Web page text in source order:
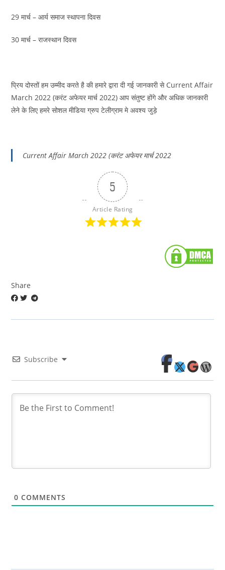
29 मार्च – आर्य समाज स्‍थापना दिवस
30 मार्च – राजस्‍थान दिवस
प्रिय दोस्तों हम उम्मीद करते है की हमारे द्वारा दी गई जानकारी से Current Affair
March 2022 (करंट अफेयर मार्च 2022) आप संतुष्ट होंगे और अधिक जानकारी
लेने के लिए हमरे सोशल मीडिया ग्रुप टेलीग्राम मे अवश्य जुड़े
Current Affair March 2022 (करंट अफेयर मार्च 2022
5
Article Rating
Share
Subscribe
0 COMMENTS